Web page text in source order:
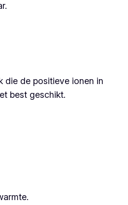
die de positieve ionen in
best geschikt.